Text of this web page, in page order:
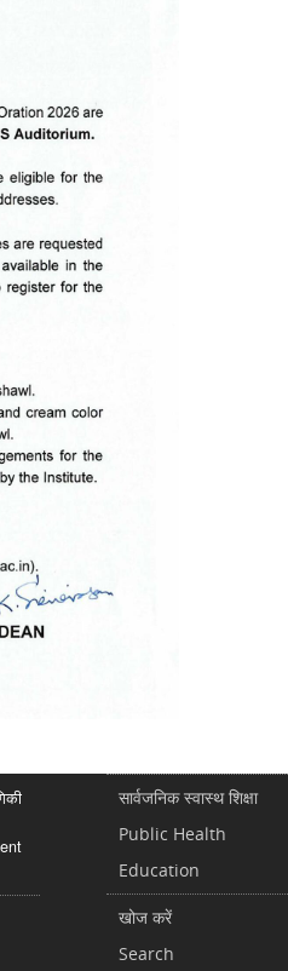
सार्वजनिक स्वास्थ शिक्षा
Public Health
Education
खोज करें
Search